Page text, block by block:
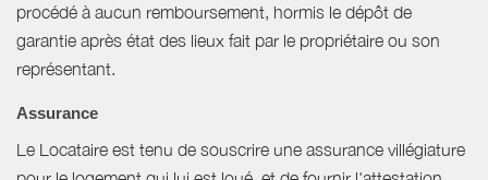
procédé à aucun remboursement, hormis le dépôt de
garantie après état des lieux fait par le propriétaire ou son
représentant.
Assurance
Le Locataire est tenu de souscrire une assurance villégiature